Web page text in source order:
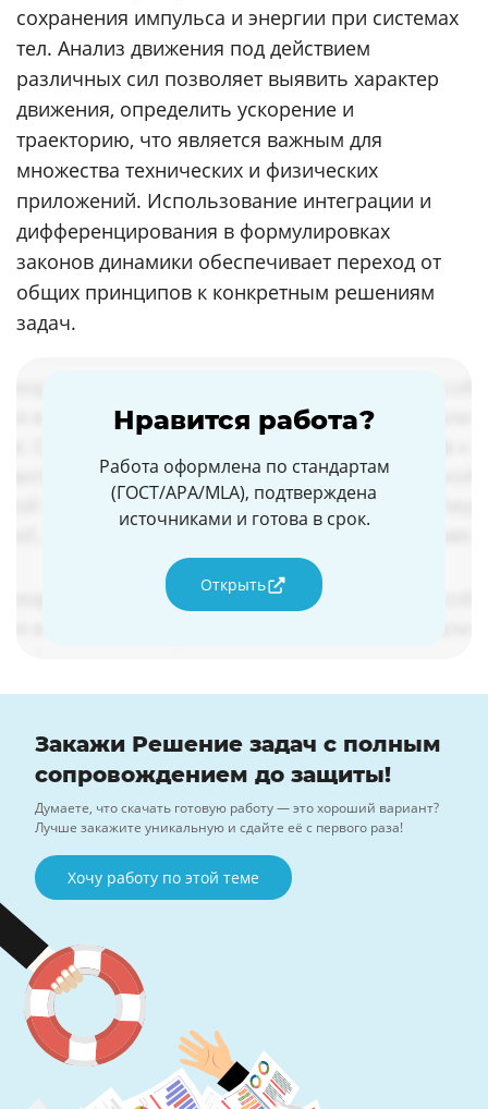
сохранения импульса и энергии при системах
тел. Анализ движения под действием
различных сил позволяет выявить характер
движения, определить ускорение и
траекторию, что является важным для
множества технических и физических
приложений. Использование интеграции и
дифференцирования в формулировках
законов динамики обеспечивает переход от
общих принципов к конкретным решениям
задач.
Нравится работа?
Работа оформлена по стандартам
(ГОСТ/APA/MLA), подтверждена
источниками и готова в срок.
Открыть
Закажи Решение задач с полным
сопровождением до защиты!
Думаете, что скачать готовую работу — это хороший вариант?
Лучше закажите уникальную и сдайте её с первого раза!
Хочу работу по этой теме